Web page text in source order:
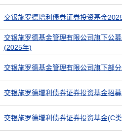
交银施罗德增利债券证券投资基金
交银施罗德基金管理有限公司旗下公
(2025年)
交银施罗德基金管理有限公司旗下部
交银施罗德增利债券证券投资基金招
交银施罗德增利债券证券投资基金(C